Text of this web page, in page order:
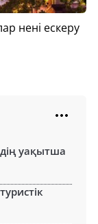
нені ескеру
уақытша